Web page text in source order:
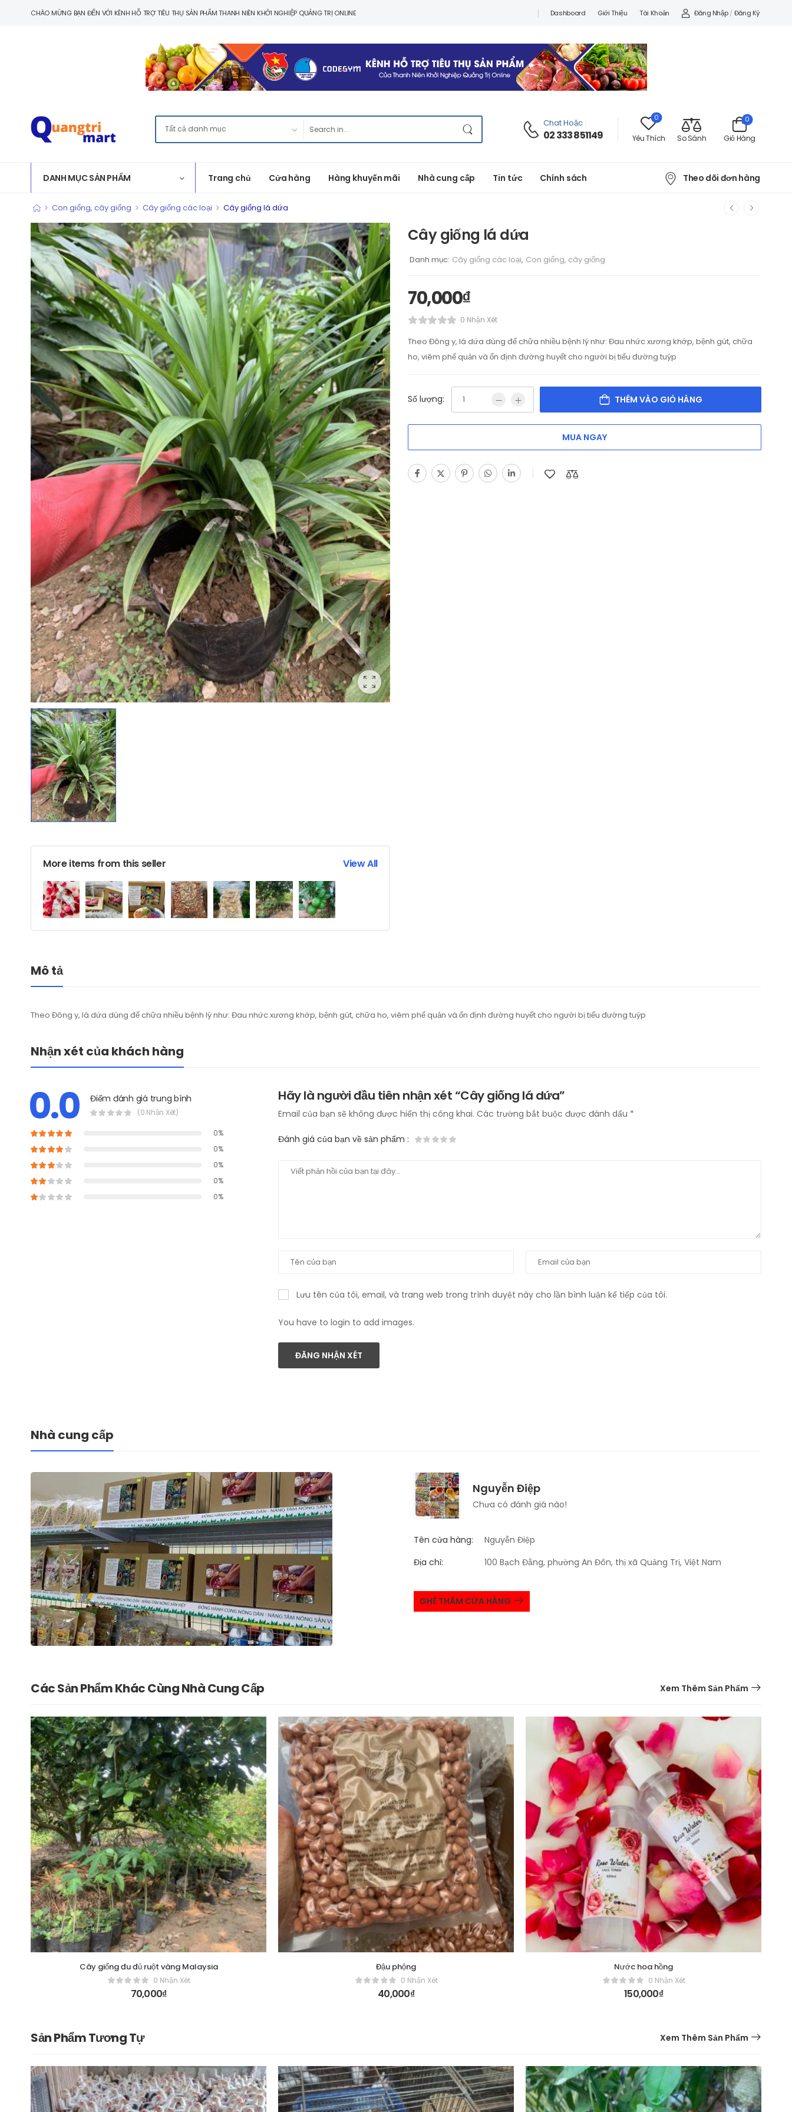
CHÀO MỪNG BẠN ĐẾN VỚI KÊNH HỖ TRỢ TIÊU THỤ SẢN PHẨM THANH NIÊN KHỞI NGHIỆP QUẢNG TRỊ ONLINE Dashboard Giới Thiệu Tài Khoản Đăng Nhập / Đăng Ký
Chat Hoặc :
02 333 851149
0
Yêu Thích So Sánh Giỏ Hàng
0
DANH MỤC SẢN PHẨM Trang chủ Cửa hàng Hàng khuyến mãi Nhà cung cấp Tin tức Chính sách Theo dõi đơn hàng
> Con giống, cây giống > Cây giống các loại > Cây giống lá dứa
More items from this seller View All
Cây giống lá dứa
Danh mục: Cây giống các loại, Con giống, cây giống
70,000₫
0 Nhận Xét
Theo Đông y, lá dứa dùng để chữa nhiều bệnh lý như: Đau nhức xương khớp, bệnh gút, chữa
ho, viêm phế quản và ổn định đường huyết cho người bị tiểu đường tuýp
Số lượng: THÊM VÀO GIỎ HÀNG
MUA NGAY
Mô tả
Theo Đông y, lá dứa dùng để chữa nhiều bệnh lý như: Đau nhức xương khớp, bệnh gút, chữa ho, viêm phế quản và ổn định đường huyết cho người bị tiểu đường tuýp
Nhận xét của khách hàng
0.0 Điểm đánh giá trung bình
(0 Nhận Xét)
0%
0%
0%
0%
0%
Hãy là người đầu tiên nhận xét “Cây giống lá dứa”
Email của bạn sẽ không được hiển thị công khai. Các trường bắt buộc được đánh dấu *
Đánh giá của bạn về sản phẩm :
Lưu tên của tôi, email, và trang web trong trình duyệt này cho lần bình luận kế tiếp của tôi.
You have to login to add images.
ĐĂNG NHẬN XÉT
Nhà cung cấp
Nguyễn Điệp
Chưa có đánh giá nào!
Tên cửa hàng:
Nguyễn Điệp
Địa chỉ:
100 Bạch Đằng, phường An Đôn, thị xã Quảng Trị, Việt Nam
GHÉ THĂM CỬA HÀNG
Các Sản Phẩm Khác Cùng Nhà Cung Cấp Xem Thêm Sản Phẩm
Cây giống đu đủ ruột vàng Malaysia
0 Nhận Xét
70,000₫
Đậu phộng
0 Nhận Xét
40,000₫
Nước hoa hồng
0 Nhận Xét
150,000₫
Sản Phẩm Tương Tự Xem Thêm Sản Phẩm